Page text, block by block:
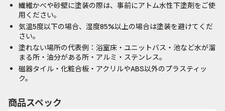
繊維かべや砂壁に塗装の際は、事前にアトム水性下塗剤をご使
用ください。
気温5度以下の場合、湿度85%以上の場合は塗装を避けてくだ
さい。
塗れない場所の代表例：浴室床・ユニットバス・池など水が溜
まる所・油分がある所・アルミ・ステンレス。
磁器タイル・化粧合板・アクリルやABS以外のプラスティッ
ク。
商品スペック